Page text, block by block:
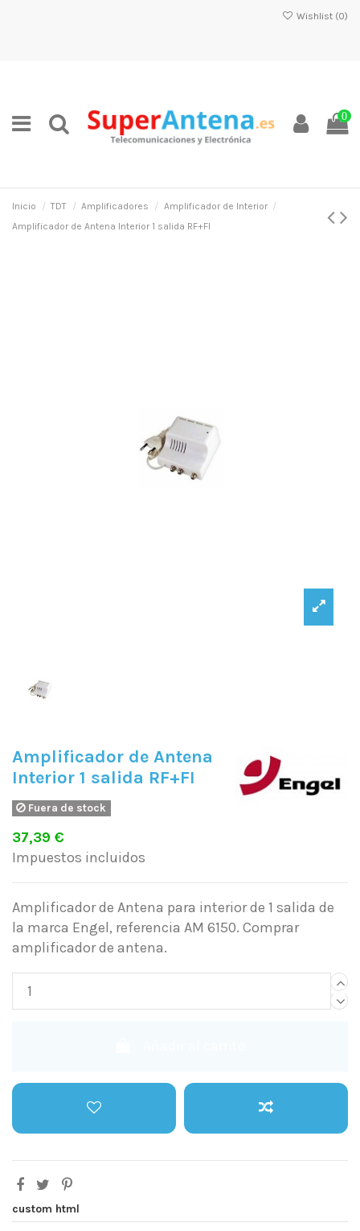
Wishlist (0)
0
Inicio TDT Amplificadores
Amplificador de Interior
Amplificador de Antena Interior 1 salida RF+FI
Amplificador de Antena
Interior 1 salida RF+FI
Fuera de stock
37,39 €
Impuestos incluidos
Amplificador de Antena para interior de 1 salida de
la marca Engel, referencia AM 6150. Comprar
amplificador de antena.
custom html